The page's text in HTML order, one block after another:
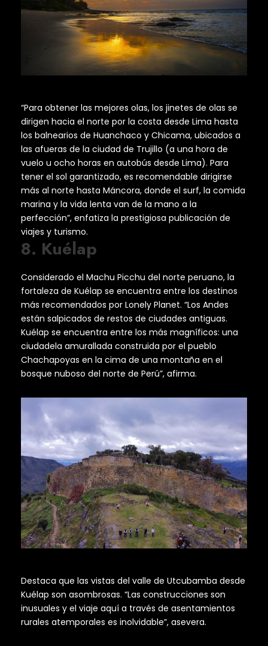
“Para obtener las mejores olas, los jinetes de olas se
dirigen hacia el norte por la costa desde Lima hasta
los balnearios de Huanchaco y Chicama, ubicados a
las afueras de la ciudad de Trujillo (a una hora de
vuelo u ocho horas en autobús desde Lima). Para
tener el sol garantizado, es recomendable dirigirse
más al norte hasta Máncora, donde el surf, la comida
marina y la vida lenta van de la mano a la
perfección”, enfatiza la prestigiosa publicación de
viajes y turismo.
8. Kuélap
Considerado el Machu Picchu del norte peruano, la
fortaleza de Kuélap se encuentra entre los destinos
más recomendados por Lonely Planet. “Los Andes
están salpicados de restos de ciudades antiguas.
Kuélap se encuentra entre los más magníficos: una
ciudadela amurallada construida por el pueblo
Chachapoyas en la cima de una montaña en el
bosque nuboso del norte de Perú”, afirma.
Destaca que las vistas del valle de Utcubamba desde
Kuélap son asombrosas. “Las construcciones son
inusuales y el viaje aquí a través de asentamientos
rurales atemporales es inolvidable”, asevera.